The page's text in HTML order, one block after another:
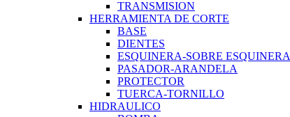
TRANSMISION
HERRAMIENTA DE CORTE
BASE
DIENTES
ESQUINERA-SOBRE ESQUINERA
PASADOR-ARANDELA
PROTECTOR
TUERCA-TORNILLO
HIDRAULICO